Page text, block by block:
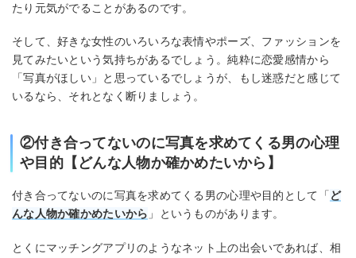
たり元気がでることがあるのです。
そして、好きな女性のいろいろな表情やポーズ、ファッションを
見てみたいという気持ちがあるでしょう。純粋に恋愛感情から
「写真がほしい」と思っているでしょうが、もし迷惑だと感じて
いるなら、それとなく断りましょう。
②付き合ってないのに写真を求めてくる男の心理
や目的【どんな人物か確かめたいから】
付き合ってないのに写真を求めてくる男の心理や目的として「 ど
んな人物か確かめたいから 」というものがあります。
とくにマッチングアプリのようなネット上の出会いであれば、相